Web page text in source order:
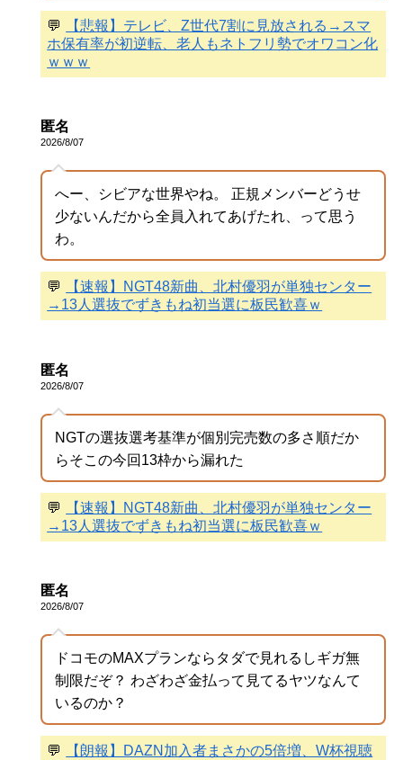
💬
【悲報】テレビ、Z世代7割に見放される→スマ
ホ保有率が初逆転、老人もネトフリ勢でオワコン化
ｗｗｗ
匿名
2026/8/07
へー、シビアな世界やね。 正規メンバーどうせ
少ないんだから全員入れてあげたれ、って思う
わ。
💬
【速報】NGT48新曲、北村優羽が単独センター
→13人選抜でずきもね初当選に板民歓喜ｗ
匿名
2026/8/07
NGTの選抜選考基準が個別完売数の多さ順だか
らそこの今回13枠から漏れた
💬
【速報】NGT48新曲、北村優羽が単独センター
→13人選抜でずきもね初当選に板民歓喜ｗ
匿名
2026/8/07
ドコモのMAXプランならタダで見れるしギガ無
制限だぞ？ わざわざ金払って見てるヤツなんて
いるのか？
💬
【朗報】DAZN加入者まさかの5倍増、W杯視聴